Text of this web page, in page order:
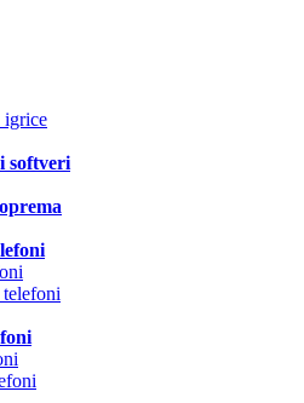
igrice
softveri
telefoni